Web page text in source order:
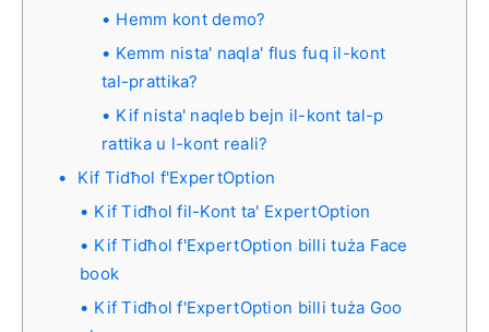
Hemm kont demo?
Kemm nista' naqla' flus fuq il-kont
tal-prattika?
Kif nista' naqleb bejn il-kont tal-p
rattika u l-kont reali?
Kif Tidħol f'ExpertOption
Kif Tidħol fil-Kont ta' ExpertOption
Kif Tidħol f'ExpertOption billi tuża Face
book
Kif Tidħol f'ExpertOption billi tuża Goo